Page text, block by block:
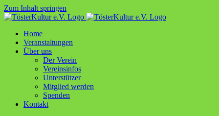
Zum Inhalt springen
Home
Ver­an­stal­tun­gen
Über uns
Der Ver­ein
Ver­ein­sin­fos
Unter­stüt­zer
Mit­glied werden
Spen­den
Kon­takt